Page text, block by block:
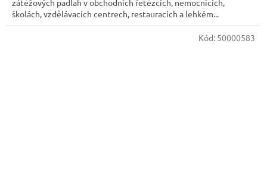
zátěžových padlah v obchodních řetězcích, nemocnicích,
školách, vzdělávacích centrech, restauracích a lehkém...
Kód: 50000583